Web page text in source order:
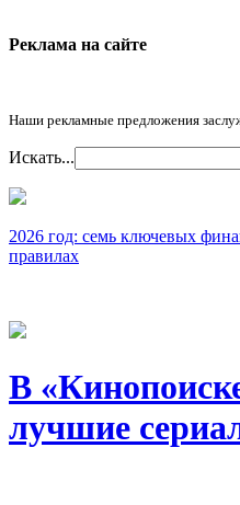
Реклама на cайте
Наши рекламные предложения
Искать...
2026 год: семь ключевых
правилах
В
лучшие